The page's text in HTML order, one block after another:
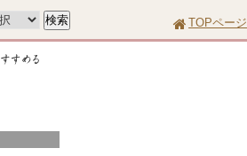
TOPページ